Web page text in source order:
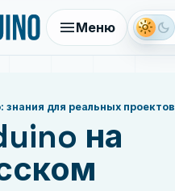
menuМеню light_mode dark_mode
знания для реальных проектов
на